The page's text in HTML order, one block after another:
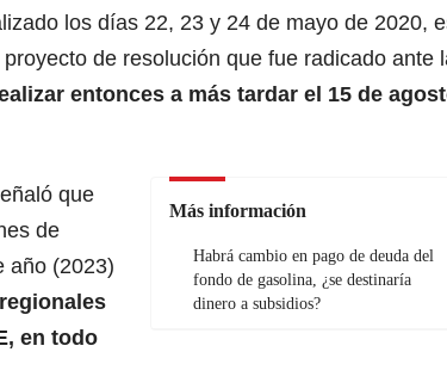
los días 22, 23 y 24 de mayo de 2020,
de resolución que fue radicado ante
entonces a más tardar el 15 de
Más información
Habrá cambio en pago de deuda del
fondo de gasolina, ¿se destinaría
dinero a subsidios?
que
de
año (2023)
en todo